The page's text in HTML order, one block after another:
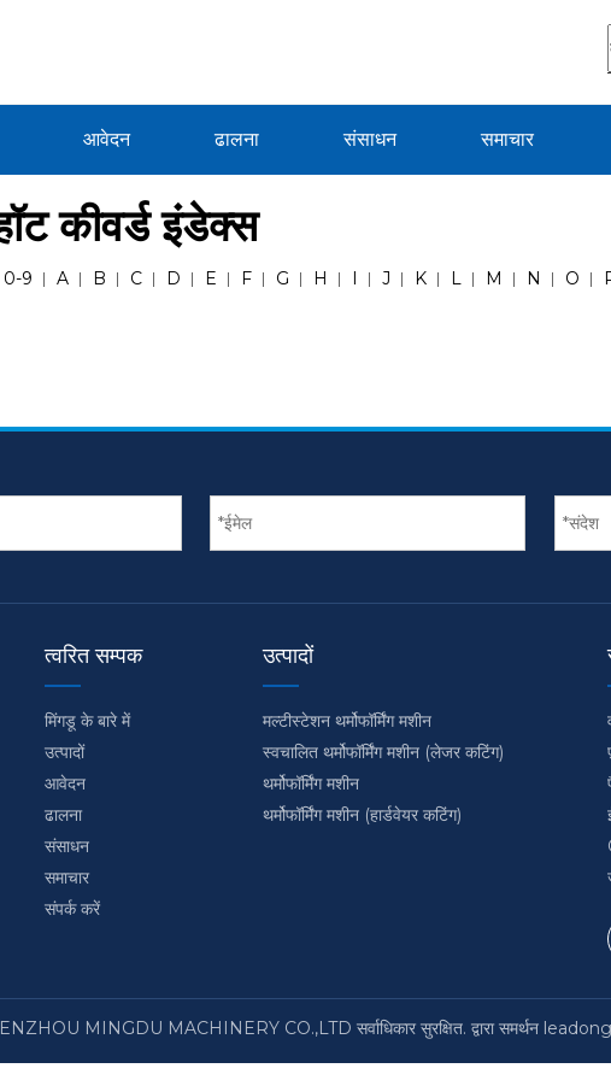
आवेदन ढालना संसाधन समाचार
कीवर्ड इंडेक्स
0-9 A B C D E F G H I J K L M N O
त्वरित सम्पक
मिंगडू के बारे में
उत्पादों
आवेदन
ढालना
संसाधन
समाचार
संपर्क करें
उत्पादों
मल्टीस्टेशन थर्मोफॉर्मिंग मशीन
स्वचालित थर्मोफॉर्मिंग मशीन (लेजर कटिंग)
थर्मोफॉर्मिंग मशीन
थर्मोफॉर्मिंग मशीन (हार्डवेयर कटिंग)
MINGDU MACHINERY CO.,LTD सर्वाधिकार सुरक्षित. द्वारा समर्थन